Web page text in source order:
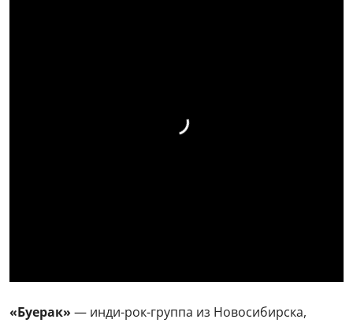
«Буерак» — инди-рок-группа из Новосибирска,